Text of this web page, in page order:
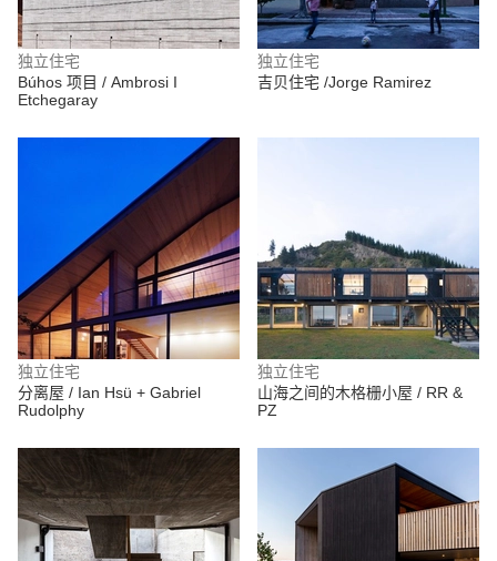
独立住宅
Búhos 项目 / Ambrosi I
Etchegaray
独立住宅
吉贝住宅 /Jorge Ramirez
独立住宅
分离屋 / Ian Hsü + Gabriel
Rudolphy
独立住宅
山海之间的木格栅小屋 / RR &
PZ